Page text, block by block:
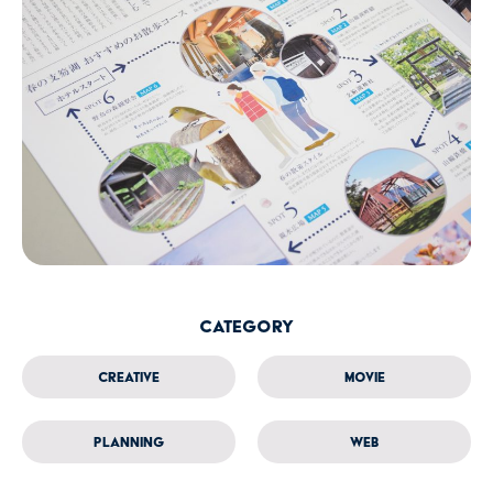
Category
Creative Movie
Planning Web